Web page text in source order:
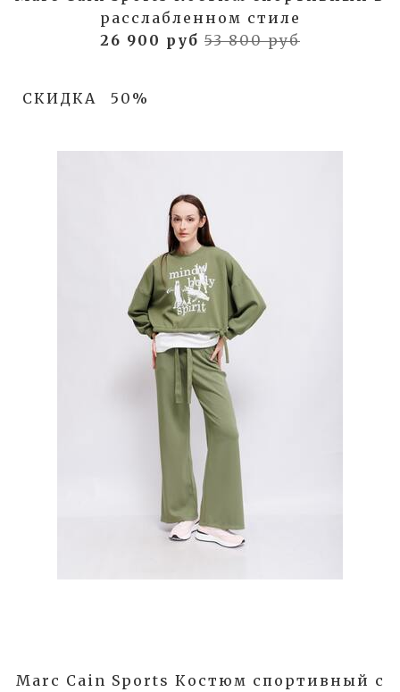
расслабленном стиле
26 900 руб 53 800 руб
СКИДКА 50%
Marc Cain Sports Костюм спортивный с